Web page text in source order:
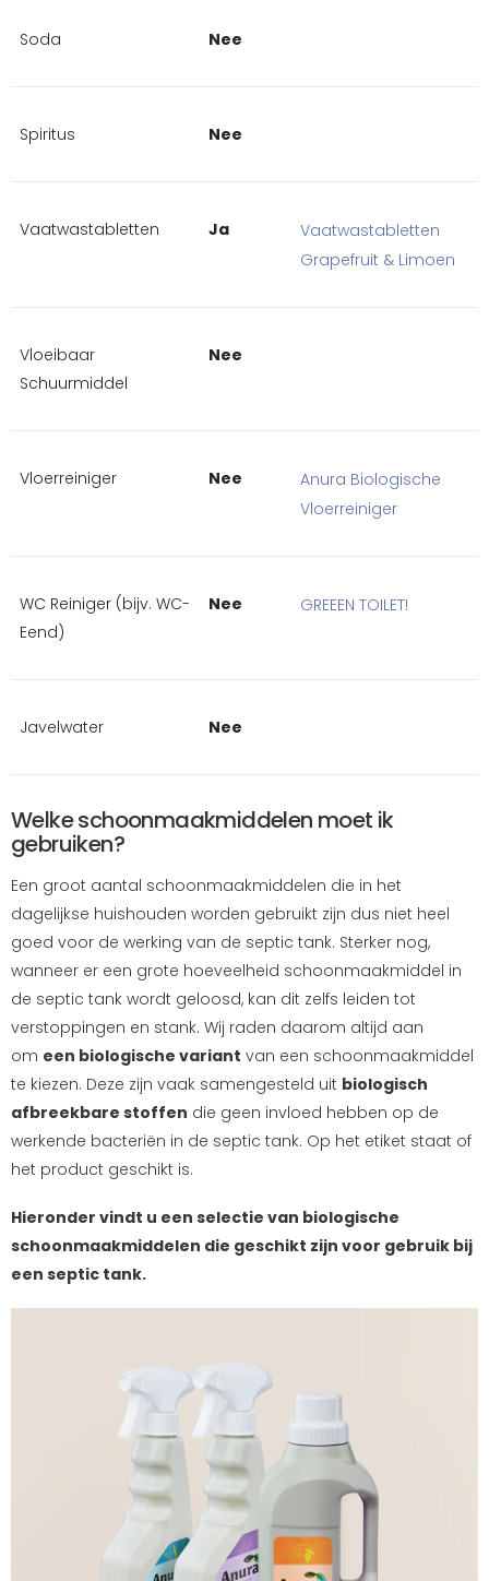
Soda Nee
Spiritus Nee
Vaatwastabletten Ja
Vaatwastabletten
Grapefruit & Limoen
Vloeibaar
Schuurmiddel
Nee
Vloerreiniger Nee
Anura Biologische
Vloerreiniger
WC Reiniger (bijv. WC-
Eend)
Nee GREEEN TOILET!
Javelwater Nee
Welke schoonmaakmiddelen moet ik
gebruiken?
Een groot aantal schoonmaakmiddelen die in het
dagelijkse huishouden worden gebruikt zijn dus niet heel
goed voor de werking van de septic tank. Sterker nog,
wanneer er een grote hoeveelheid schoonmaakmiddel in
de septic tank wordt geloosd, kan dit zelfs leiden tot
verstoppingen en stank. Wij raden daarom altijd aan
om een biologische variant van een schoonmaakmiddel
te kiezen. Deze zijn vaak samengesteld uit biologisch
afbreekbare stoffen die geen invloed hebben op de
werkende bacteriën in de septic tank. Op het etiket staat of
het product geschikt is.
Hieronder vindt u een selectie van biologische
schoonmaakmiddelen die geschikt zijn voor gebruik bij
een septic tank.